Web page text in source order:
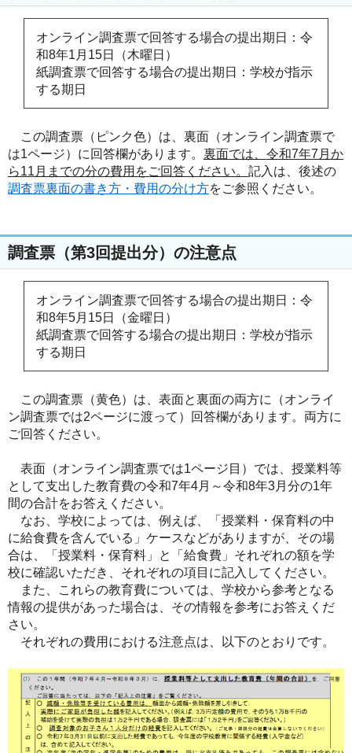
オンライン調査票で回答する場合の提出期日：令
和8年1月15日（木曜日）
紙調査票で回答する場合の提出期日：学校が指示
する期日
この調査票（ピンク色）は、裏面（オンライン調査票で
は1ページ）に回答欄があります。 裏面では、令和7年7月か
ら11月までの分の費用をご回答ください。 記入は、後述の
調査票裏面の書き方・費用の分け方をご参照ください。
調査票（第3回提出分）の注意点
オンライン調査票で回答する場合の提出期日：令
和8年5月15日（金曜日）
紙調査票で回答する場合の提出期日：学校が指示
する期日
この調査票（黄色）は、表面と裏面の両方に（オンライ
ン調査票では2ページに渡って）回答欄があります。両方に
ご回答ください。
表面（オンライン調査票では1ページ目）では、授業料等
として支出した教育費の令和7年4月～令和8年3月分の1年
間の合計をお答えください。
なお、学校によっては、例えば、「授業料・保育料の中
に給食費を含んでいる」ケースなどがありますが、その場
合は、「授業料・保育料」と「給食費」それぞれの額を学
校に確認いただき、それぞれの項目に記入してください。
また、これらの教育費については、学校から参考となる
情報の提供があった場合は、その情報を参考にお答えくだ
さい。
それぞれの費用における注意点は、以下のとおりです。